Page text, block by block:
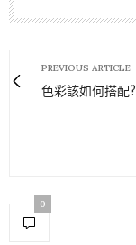
PREVIOUS ARTICLE
色彩該如何搭配
0